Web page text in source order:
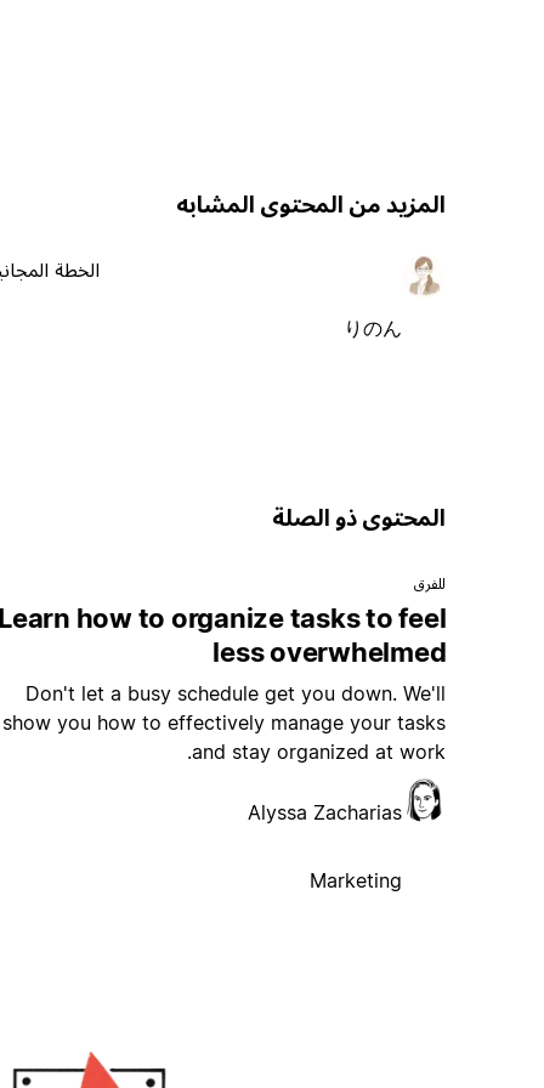
المزيد من المحتوى المشابه
りのん
الخطة
المحتوى ذو الصلة
للفرق
how to organize tasks to feel
less overwhelmed
Don't let a busy schedule get you down. We'll
show you how to effectively manage your tasks
and stay organized at work.
Alyssa Zacharias
Marketing